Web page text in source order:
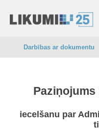
Darbības ar dokumentu
iecelšanu par